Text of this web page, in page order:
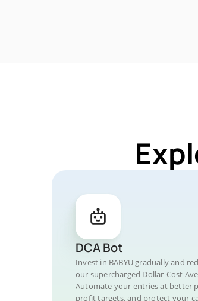
DCA Bot
Invest in BABYU gradually and
our supercharged Dollar-Cost
Automate your entries at better
profit targets, and protect your